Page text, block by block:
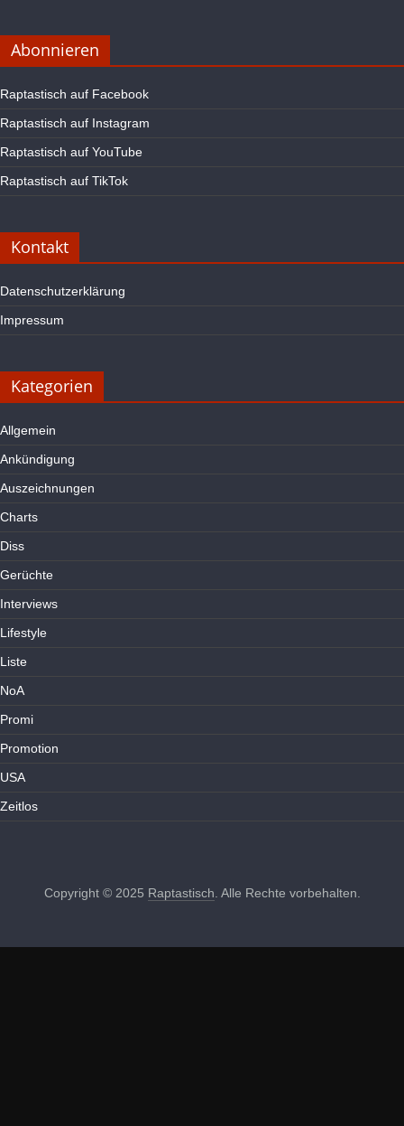
Abonnieren
Raptastisch auf Facebook
Raptastisch auf Instagram
Raptastisch auf YouTube
Raptastisch auf TikTok
Kontakt
Datenschutzerklärung
Impressum
Kategorien
Allgemein
Ankündigung
Auszeichnungen
Charts
Diss
Gerüchte
Interviews
Lifestyle
Liste
NoA
Promi
Promotion
USA
Zeitlos
Copyright © 2025 Raptastisch . Alle Rechte vorbehalten.